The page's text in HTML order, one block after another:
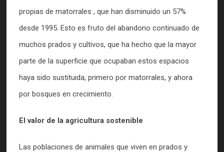
propias de matorrales , que han disminuido un 57%
desde 1995. Esto es fruto del abandono continuado de
muchos prados y cultivos, que ha hecho que la mayor
parte de la superficie que ocupaban estos espacios
haya sido sustituida, primero por matorrales, y ahora
por bosques en crecimiento.
El valor de la agricultura sostenible
Las poblaciones de animales que viven en prados y